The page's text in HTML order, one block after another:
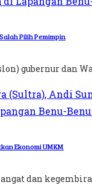
Pilih Pemimpin
gubernur dan
Ekonomi UMKM
dan